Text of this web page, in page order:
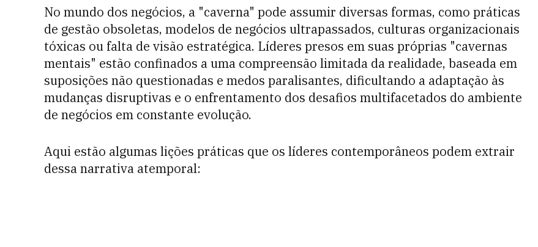
No mundo dos negócios, a "caverna" pode assumir diversas formas, como práticas
de gestão obsoletas, modelos de negócios ultrapassados, culturas organizacionais
tóxicas ou falta de visão estratégica. Líderes presos em suas próprias "cavernas
mentais" estão confinados a uma compreensão limitada da realidade, baseada em
suposições não questionadas e medos paralisantes, dificultando a adaptação às
mudanças disruptivas e o enfrentamento dos desafios multifacetados do ambiente
de negócios em constante evolução.
Aqui estão algumas lições práticas que os líderes contemporâneos podem extrair
dessa narrativa atemporal: